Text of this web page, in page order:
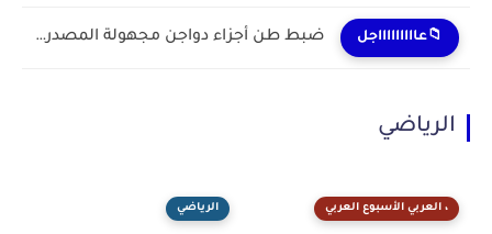
📁عاااااااااجل ضبط طن أجزاء دواجن مجهولة المصدر داخل مخزن غير مرخص...
الرياضي
، العربي الأسبوع العربي الرياضي